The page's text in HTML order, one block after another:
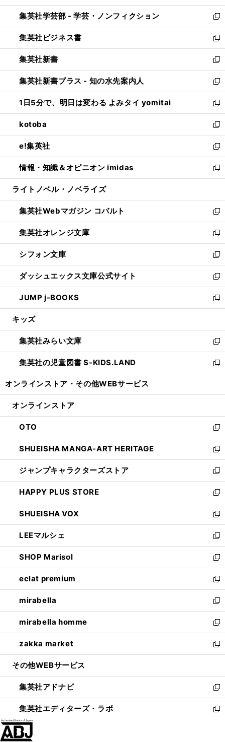
開
く
ウ
で
開
く
ン
ド
ウ
で
開
く
ウ
ィ
ン
ド
ウ
で
開
く
集英社学芸部 - 学芸・ノンフィクション
新
し
い
ウ
ィ
ン
ド
ウ
で
開
く
集英社ビジネス書
新
し
い
ウ
ィ
ン
ド
ウ
で
開
く
集英社新書
新
し
い
ウ
ィ
ン
ド
ウ
で
開
く
集英社新書プラス - 知の水先案内人
新
し
い
ウ
ィ
ン
ド
ウ
で
開
1日5分で、明日は変わる よみタイ yomitai
新
し
い
ウ
ィ
ン
ド
ウ
開
く
kotoba
新
し
い
ウ
ィ
ン
ウ
で
開
く
e!集英社
新
し
い
ウ
ン
ド
ウ
で
開
く
情報・知識＆オピニオン imidas
新
し
ウ
ィ
ン
ド
ウ
で
開
く
ライトノベル・ノベライズ
集英社Webマガジン コバルト
新
し
い
ウ
ィ
ン
ド
ウ
で
開
集英社オレンジ文庫
新
し
い
ウ
ィ
ン
ド
ウ
開
く
シフォン文庫
新
し
い
ウ
ィ
ン
ウ
で
開
く
ダッシュエックス文庫公式サイト
新
し
い
ウ
ン
ド
ウ
で
JUMP j-BOOKS
新
し
ウ
ィ
ン
ド
開
キッズ
集英社みらい文庫
新
し
い
ン
ウ
で
開
く
集英社の児童図書 S-KIDS.LAND
新
ウ
ン
ド
ウ
で
開
く
オンラインストア・ その他WEBサービス
オンラインストア
OTO
新
し
い
ウ
ィ
ン
ド
ウ
で
開
く
SHUEISHA MANGA-ART HERITAGE
新
し
い
ウ
ィ
ン
ド
ウ
で
開
く
ジャンプキャラクターズストア
新
し
い
ウ
ィ
ン
ド
ウ
で
開
く
HAPPY PLUS STORE
新
し
い
ウ
ィ
ン
ド
ウ
で
開
く
SHUEISHA VOX
新
し
い
ウ
ィ
ン
ド
ウ
で
開
く
LEEマルシェ
新
し
い
ウ
ィ
ン
ド
ウ
で
開
く
SHOP Marisol
新
し
い
ウ
ィ
ン
ド
ウ
で
開
eclat premium
新
し
い
ウ
ィ
ン
ド
ウ
開
く
mirabella
新
し
い
ウ
ィ
ン
ウ
で
開
く
mirabella homme
新
し
い
ウ
ン
ド
ウ
で
zakka market
新
し
ウ
ィ
ン
ド
その他WEBサービス
集英社アドナビ
新
し
い
集英社エディターズ・ラボ
新